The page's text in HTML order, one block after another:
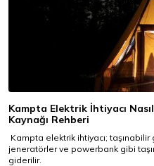
Kampta Elektrik İhtiyacı
Kaynağı Rehberi
Kampta elektrik ihtiyacı;
jeneratörler ve powerbank gibi
giderilir.